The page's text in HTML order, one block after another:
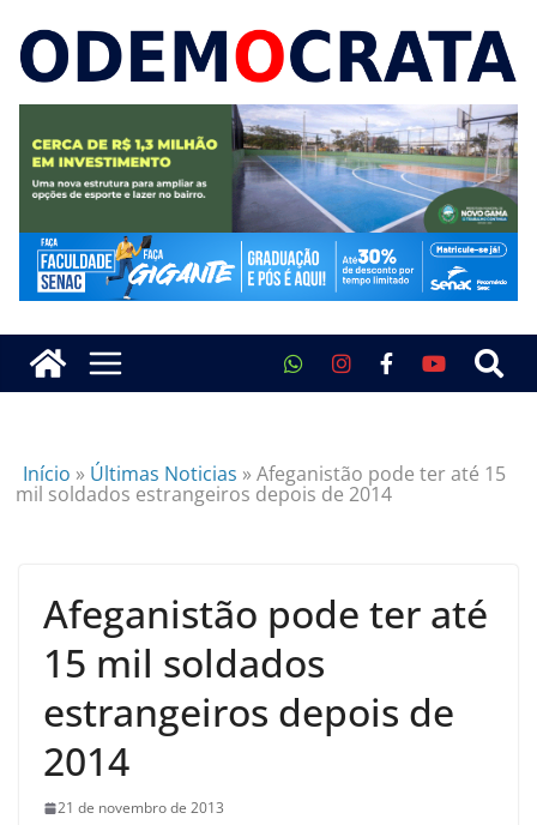
Início » Últimas Noticias »Afeganistão pode ter até 15
mil soldados estrangeiros depois de 2014
Afeganistão pode ter até
15 mil soldados
estrangeiros depois de
2014
21 de novembro de 2013